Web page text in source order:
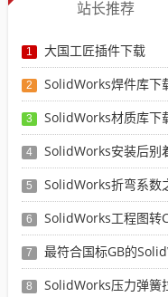
站长推荐
1 大国工匠插件下载
2 SolidWorks焊件库下载|
3 SolidWorks材质库下
4 SolidWorks安装后别着急用
5 SolidWorks折弯系数
6 SolidWorks工程图转CAD图
7 最符合国标GB的
8 SolidWorks压力弹簧拉力